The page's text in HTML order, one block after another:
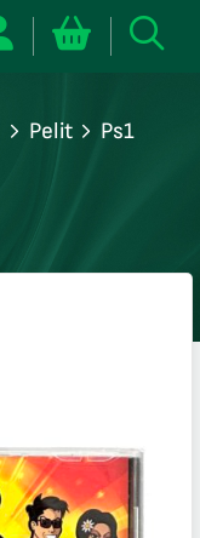
Pelit
Ps1